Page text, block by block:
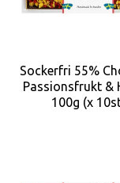
Sockerfri 55%
Passionsfrukt &
100g (x